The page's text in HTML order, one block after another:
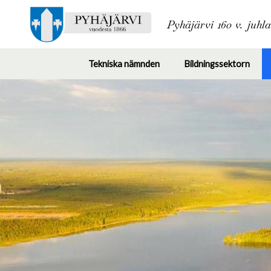
Pyhäjärvi 160 v.
Tekniska nämnden
Toggle
submenu
Bildningssektorn